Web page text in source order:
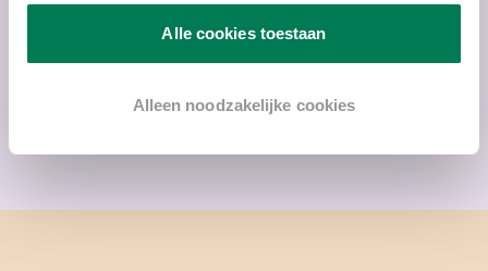
Alle cookies toestaan
Alleen noodzakelijke cookies
CHAMPIGNONS TRUFFÉS